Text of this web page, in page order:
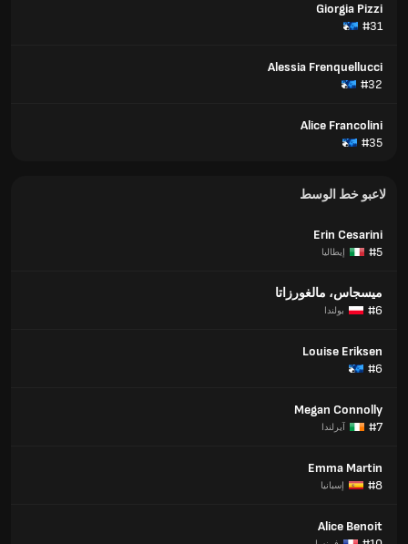
Giorgia Pizzi
#31
Alessia Frenquellucci
#32
Alice Francolini
#35
لاعبو خط الوسط
Erin Cesarini
#5
إيطاليا
ميسجاس، مالغورزاتا
#6
بولندا
Louise Eriksen
#6
Megan Connolly
#7
آيرلندا
Emma Martin
#8
إسبانيا
Alice Benoit